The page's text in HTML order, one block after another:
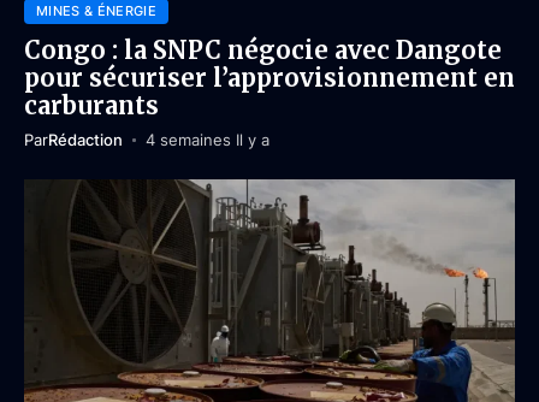
MINES & ÉNERGIE
Congo : la SNPC négocie avec Dangote
pour sécuriser l’approvisionnement en
carburants
ParRédaction 4 semaines Il y a